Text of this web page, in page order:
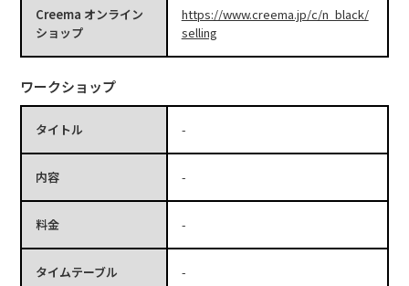
Creema オンライン
ショップ
https://www.creema.jp/c/n_black/
selling
ワークショップ
タイトル -
内容 -
料金 -
タイムテーブル -